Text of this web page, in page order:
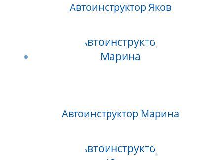
Автоинструктор Яков
Автоинструктор Марина